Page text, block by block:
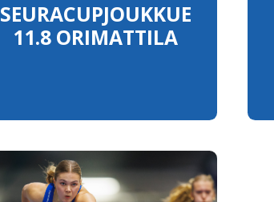
SEURACUPJOUKKUE
11.8 ORIMATTILA